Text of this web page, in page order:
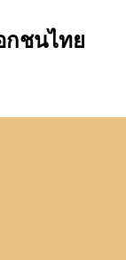
กชนไทย